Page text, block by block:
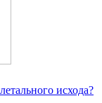
исхода?